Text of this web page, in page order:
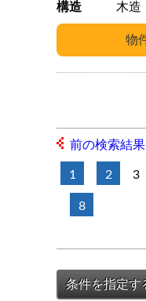
構造 木造
前の検索結果
1 2 3
8